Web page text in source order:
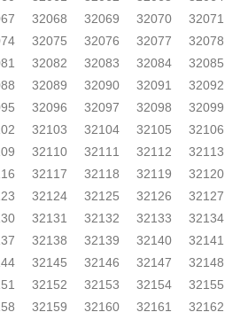
32068 32069 32070
32071
32075 32076 32077
32078
32082 32083 32084
32085
32089 32090 32091
32092
32096 32097 32098
32099
32103 32104 32105
32106
32110 32111 32112
32113
32117 32118 32119
32120
32124 32125 32126
32127
32131 32132 32133
32134
32138 32139 32140
32141
32145 32146 32147
32148
32152 32153 32154
32155
32159 32160 32161
32162